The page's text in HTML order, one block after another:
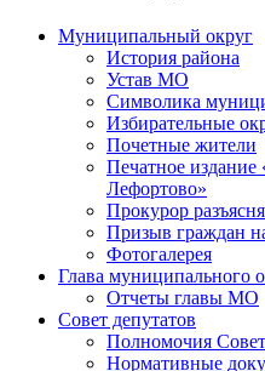
Муниципальный округ
История района
Устав МО
Символика
Избирательные
Почетные жители
Печатное
Лефортово»
Прокурор
Призыв граждан
Фотогалерея
Глава муниципального
Отчеты главы МО
Совет депутатов
Полномочия
Нормативные